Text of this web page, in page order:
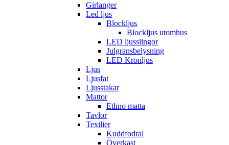
Girlanger
Led ljus
Blockljus
Blockljus utomhus
LED ljusslingor
Julgransbelysning
LED Kronljus
Ljus
Ljusfat
Ljusstakar
Mattor
Ethno matta
Tavlor
Texilier
Kuddfodral
Överkast